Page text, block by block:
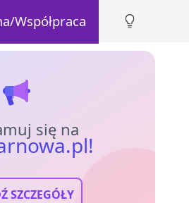
Współpraca
się na
SZCZEGÓŁY